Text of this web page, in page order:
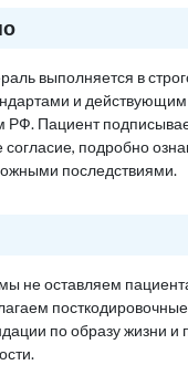
выполняется в
и действующим
РФ. Пациент
подробно
последствиями.
не оставляем
посткодировочные
по образу жизни и